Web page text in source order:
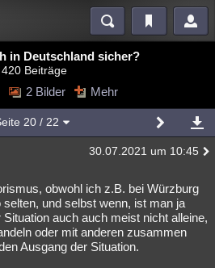
Blogs Videos
Mystery Kriminalfälle
Technologie Ufologie
in Deutschland sicher?
420 Beiträge
2 Bilder Mehr
20/ 22
30.07.2021 um 10:45
obwohl ich z.B. bei Würzburg
und selbst wenn, ist man ja
auch auch meist nicht alleine,
oder mit anderen zusammen
Ausgang der Situation.